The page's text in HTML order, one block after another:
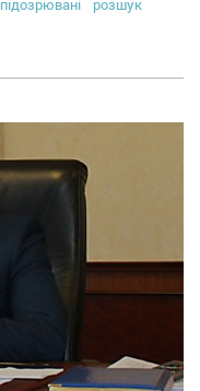
підозрювані розшук